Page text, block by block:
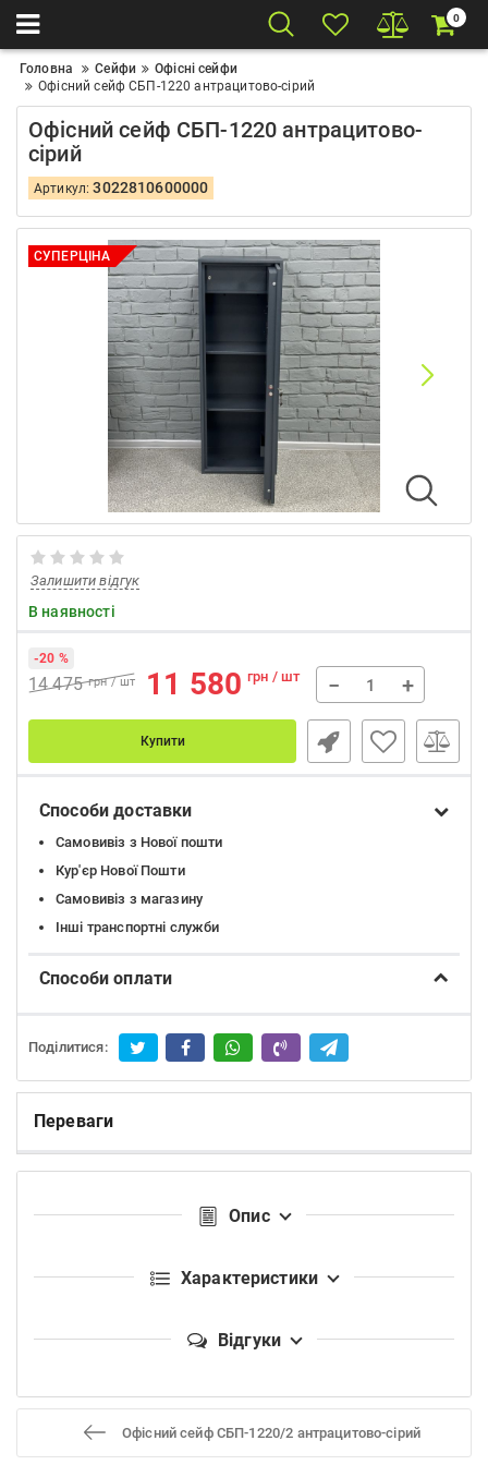
0
Головна Сейфи
Офісні сейфи
Офісний сейф CБП-1220 антрацитово-сірий
Офісний сейф CБП-1220 антрацитово-
сірий
Артикул:3022810600000
СУПЕРЦІНА
Залишити відгук
В наявності
14 475 грн / шт 11 580 грн / шт
-20 %
− +
Купити
Способи доставки
Самовивіз з Нової пошти
Кур'єр Нової Пошти
Самовивіз з магазину
Інші транспортні служби
Способи оплати
Поділитися:
Переваги
Опис
Характеристики
Відгуки
Офісний сейф CБП-1220/2 антрацитово-сірий